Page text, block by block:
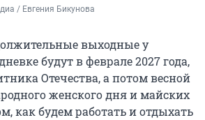
/ Евгения Бикунова
выходные у
будут в феврале 2027 года,
Отечества, а потом весной
женского дня и майских
как будем работать и отдыхать